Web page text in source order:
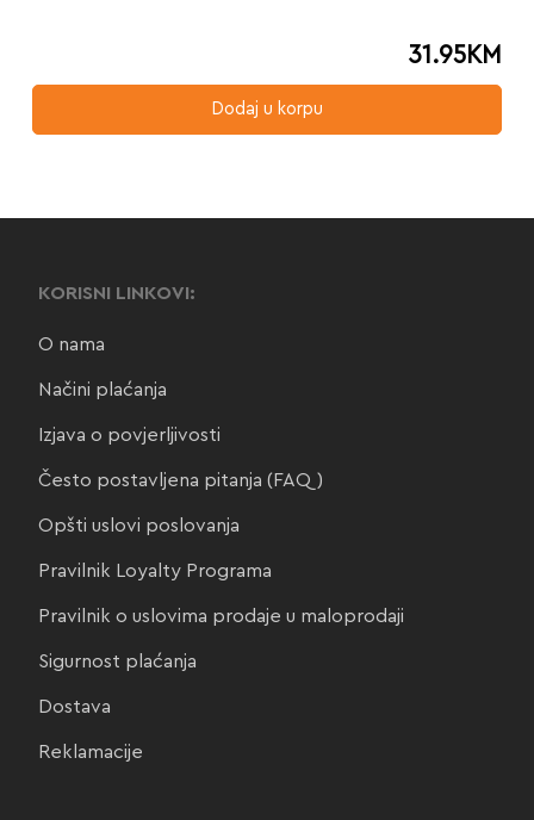
31.95KM
Dodaj u korpu
KORISNI LINKOVI:
O nama
Načini plaćanja
Izjava o povjerljivosti
Često postavljena pitanja (FAQ)
Opšti uslovi poslovanja
Pravilnik Loyalty Programa
Pravilnik o uslovima prodaje u maloprodaji
Sigurnost plaćanja
Dostava
Reklamacije